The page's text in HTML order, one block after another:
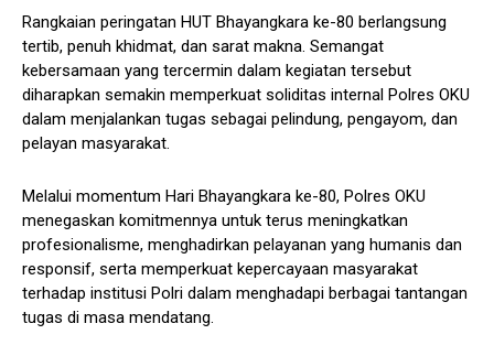
Rangkaian peringatan HUT Bhayangkara ke-80 berlangsung
tertib, penuh khidmat, dan sarat makna. Semangat
kebersamaan yang tercermin dalam kegiatan tersebut
diharapkan semakin memperkuat soliditas internal Polres OKU
dalam menjalankan tugas sebagai pelindung, pengayom, dan
pelayan masyarakat.
Melalui momentum Hari Bhayangkara ke-80, Polres OKU
menegaskan komitmennya untuk terus meningkatkan
profesionalisme, menghadirkan pelayanan yang humanis dan
responsif, serta memperkuat kepercayaan masyarakat
terhadap institusi Polri dalam menghadapi berbagai tantangan
tugas di masa mendatang.